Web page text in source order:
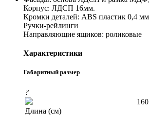
Корпус: ЛДСП 16мм.
Кромки деталей: ABS пластик 0,4
Ручки-рейлинги
Направляющие ящиков: роликовые
Характеристики
Габаритный размер
?
Длина (см)
160